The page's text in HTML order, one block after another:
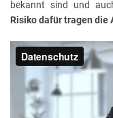
bekannt sind und
Risiko dafür tragen die